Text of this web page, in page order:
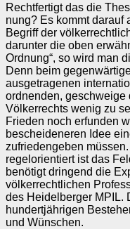
Rechtfertigt das die
nung? Es kommt darauf
Begriff der
darunter die oben
Ord­nung“, so wird man
Denn beim
ausgetragenen
ordnenden, geschweige
Völkerrechts wenig zu
Frieden noch erfunden
bescheide­neren Idee
zufriedengeben
regel­ori­entiert ist das
benötigt dringend die
völkerrechtlichen
des Heidelberger MPIL.
hundertjährigen
und Wünschen.